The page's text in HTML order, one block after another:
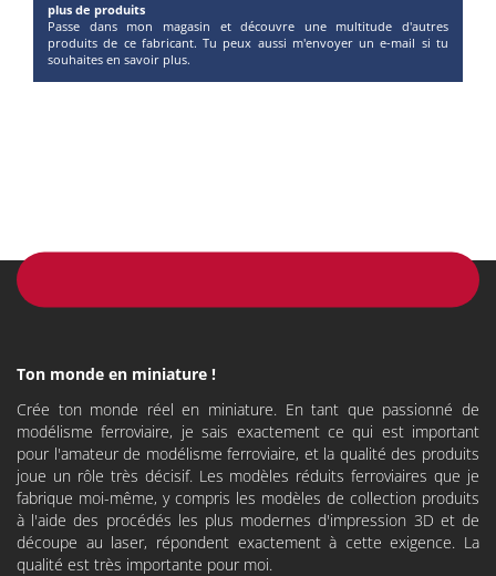
plus de produits
Passe dans mon magasin et découvre une multitude d'autres
produits de ce fabricant. Tu peux aussi m'envoyer un e-mail si tu
souhaites en savoir plus.
Ton monde en miniature !
Crée ton monde réel en miniature. En tant que passionné de
modélisme ferroviaire, je sais exactement ce qui est important
pour l'amateur de modélisme ferroviaire, et la qualité des produits
joue un rôle très décisif. Les modèles réduits ferroviaires que je
fabrique moi-même, y compris les modèles de collection produits
à l'aide des procédés les plus modernes d'impression 3D et de
découpe au laser, répondent exactement à cette exigence. La
qualité est très importante pour moi.